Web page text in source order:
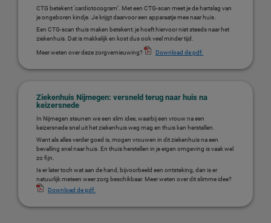
CTG betekent ‘cardiotocogram’. Met een CTG-scan meet je de hartslag van
je ongeboren kindje. Je krijgt daarvoor een apparaatje mee naar huis.
Een CTG-scan thuis maken betekent: je hoeft hiervoor niet steeds naar het
ziekenhuis. Dat is makkelijk en kost dus ook veel minder tijd.
Meer weten over deze zorgvernieuwing? Download de pdf.
Ziekenhuis Nijmegen: versneld terug naar huis na
keizersnede
In Nijmegen steunen we een slim idee, waarbij een vrouw na een
keizersnede snel uit het ziekenhuis weg mag en thuis kan herstellen.
Want als alles verder goed is, mogen vrouwen in dit ziekenhuis na een
bevalling snel naar huis. En thuis herstellen in je eigen omgeving is vaak wel
zo fijn.
Is er later toch wat aan de hand, bijvoorbeeld een ontsteking, dan is er
natuurlijk meteen weer zorg beschikbaar. Meer weten over dit slimme idee?
Download de pdf.